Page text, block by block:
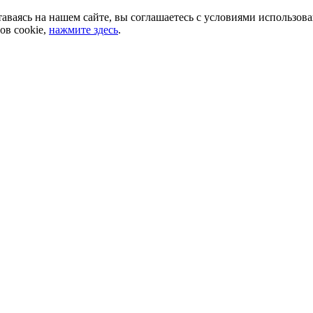
на нашем сайте, вы соглашаетесь с условиями
cookie, нажмите здесь.